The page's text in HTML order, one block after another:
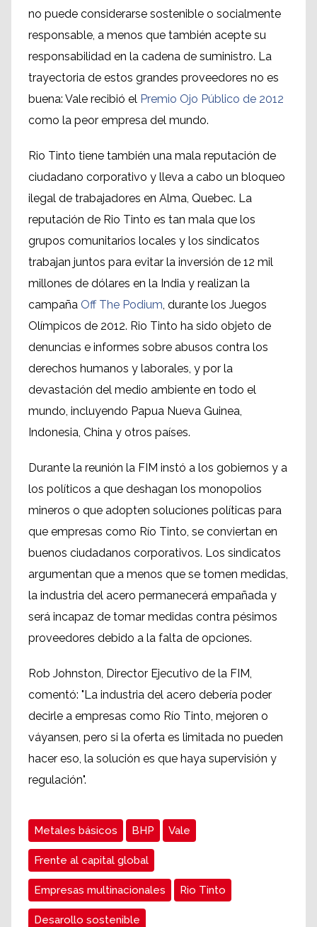
no puede considerarse sostenible o socialmente
responsable, a menos que también acepte su
responsabilidad en la cadena de suministro. La
trayectoria de estos grandes proveedores no es
buena: Vale recibió el Premio Ojo Público de 2012
como la peor empresa del mundo.
Rio Tinto tiene también una mala reputación de
ciudadano corporativo y lleva a cabo un bloqueo
ilegal de trabajadores en Alma, Quebec. La
reputación de Rio Tinto es tan mala que los
grupos comunitarios locales y los sindicatos
trabajan juntos para evitar la inversión de 12 mil
millones de dólares en la India y realizan la
campaña Off The Podium, durante los Juegos
Olímpicos de 2012. Rio Tinto ha sido objeto de
denuncias e informes sobre abusos contra los
derechos humanos y laborales, y por la
devastación del medio ambiente en todo el
mundo, incluyendo Papua Nueva Guinea,
Indonesia, China y otros países.
Durante la reunión la FIM instó a los gobiernos y a
los políticos a que deshagan los monopolios
mineros o que adopten soluciones políticas para
que empresas como Río Tinto, se conviertan en
buenos ciudadanos corporativos. Los sindicatos
argumentan que a menos que se tomen medidas,
la industria del acero permanecerá empañada y
será incapaz de tomar medidas contra pésimos
proveedores debido a la falta de opciones.
Rob Johnston, Director Ejecutivo de la FIM,
comentó: "La industria del acero debería poder
decirle a empresas como Río Tinto, mejoren o
váyansen, pero si la oferta es limitada no pueden
hacer eso, la solución es que haya supervisión y
regulación".
Metales básicos BHP Vale
Frente al capital global
Empresas multinacionales Rio Tinto
Desarollo sostenible